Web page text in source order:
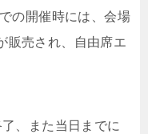
の開催時には、会場
販売され、自由席エ
、また当日までに